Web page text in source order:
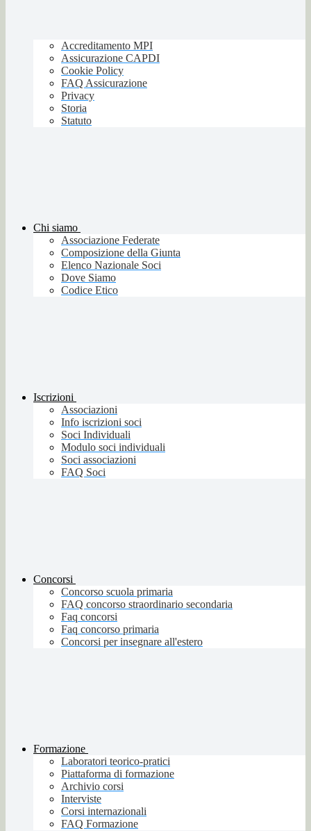
Accreditamento MPI
Assicurazione CAPDI
Cookie Policy
FAQ Assicurazione
Privacy
Storia
Statuto
Chi siamo
Associazione Federate
Composizione della Giunta
Elenco Nazionale Soci
Dove Siamo
Codice Etico
Iscrizioni
Associazioni
Info iscrizioni soci
Soci Individuali
Modulo soci individuali
Soci associazioni
FAQ Soci
Concorsi
Concorso scuola primaria
FAQ concorso straordinario secondaria
Faq concorsi
Faq concorso primaria
Concorsi per insegnare all'estero
Formazione
Laboratori teorico-pratici
Piattaforma di formazione
Archivio corsi
Interviste
Corsi internazionali
FAQ Formazione